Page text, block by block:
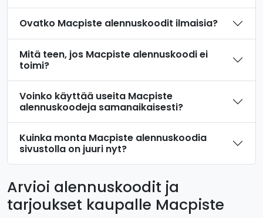
Ovatko Macpiste alennuskoodit ilmaisia?
Mitä teen, jos Macpiste alennuskoodi ei
toimi?
Voinko käyttää useita Macpiste
alennuskoodeja samanaikaisesti?
Kuinka monta Macpiste alennuskoodia
sivustolla on juuri nyt?
Arvioi alennuskoodit ja
tarjoukset kaupalle Macpiste